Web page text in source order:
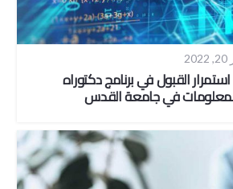
منحة 30%: استمرار القبول في برنامج دكتوراه
في جامعة القدس